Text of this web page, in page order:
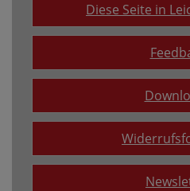
Diese Seite in